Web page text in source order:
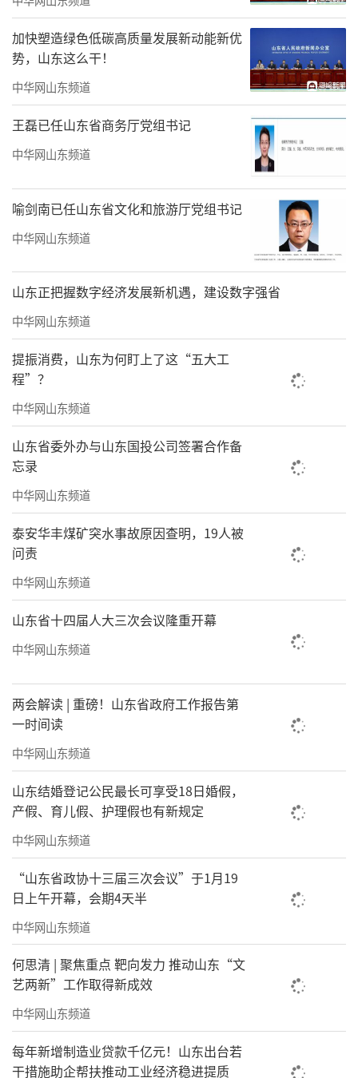
▲董汉军董事长发表主题演讲
No.1、智慧科技赋能，领跑数字物业转型
“十四五”规划建议中，首次对物业服务
数字化、智能化提出了更高要求。
数字化转型、智慧化服务成大势所趋，物
管行业已大跨步迈入新的物业服务价值时代——
4.0时代。而海尚海服务集团与时代共进，在智
慧物业的赛道中抢跑升级，创新不止。
作为一家拥有15年品质服务经验的专业物
管企业，海尚海服务集团传承母体海尔集
团“真诚”+“科技”基因，坚持“用户至
上”“以人为本”，为业主搭建一站式温情服
务平台。同时，率先以物联网、大数据和云计
算技术、人工智能等高新技术为加持，深挖传
统物业人工成本高、服务效率低等痛点，依托5
大平台赋能，8大系统支撑，15+场景服务，通
过线上+线下双向运营，打造全方位业主触点服
务，重构数字物业新生态。
▲科技赋能打造智慧生活服务生态平台
“数字化管理”“数字化服
务”“数字化社区生活”三个维度，形成业内
独特的数字物业服务模式，实现从“用户找物
业被动式体验”到“物业找用户主动交互体
验”，构建社区服务新生态，并为物业数字化
转型提供有益借鉴。
No.2、四大科技系统驱动，打造行业标杆
数字化转型迭代中，科技是最核心的驱动
力。
加快塑造绿色低碳高质量发展新动能新优
势，山东这么干！
中华网山东频道
王磊已任山东省商务厅党组书记
中华网山东频道
喻剑南已任山东省文化和旅游厅党组书记
中华网山东频道
山东正把握数字经济发展新机遇，建设数字强省
中华网山东频道
提振消费，山东为何盯上了这“五大工
程”？
中华网山东频道
山东省委外办与山东国投公司签署合作备
忘录
中华网山东频道
泰安华丰煤矿突水事故原因查明，19人被
问责
中华网山东频道
山东省十四届人大三次会议隆重开幕
中华网山东频道
两会解读 | 重磅！山东省政府工作报告第
一时间读
中华网山东频道
山东结婚登记公民最长可享受18日婚假，
产假、育儿假、护理假也有新规定
中华网山东频道
“山东省政协十三届三次会议”于1月19
日上午开幕，会期4天半
中华网山东频道
何思清 | 聚焦重点 靶向发力 推动山东“文
艺两新”工作取得新成效
中华网山东频道
每年新增制造业贷款千亿元！山东出台若
干措施助企帮扶推动工业经济稳进提质